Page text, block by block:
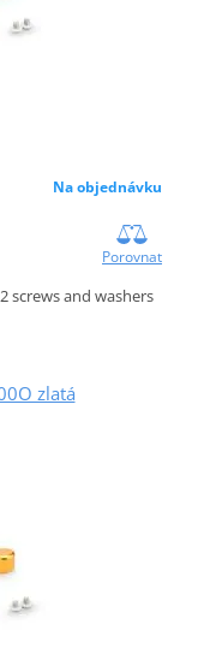
Na objednávku
Porovnat
2 screws and washers
zlatá